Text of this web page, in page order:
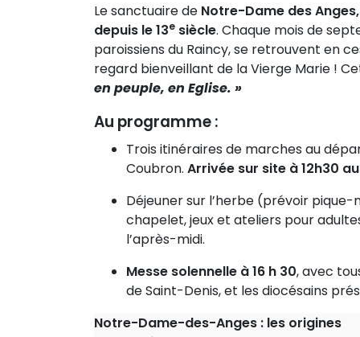
Le sanctuaire de Notre-Dame des
depuis le 13e siècle. Chaque mois de
paroissiens du Raincy, se retrouvent en
regard bienveillant de la Vierge Marie !
en peuple, en Eglise. »
Au programme :
Trois itinéraires de marches au
Coubron. Arrivée sur site à 12h30
Déjeuner sur l’herbe (prévoir
chapelet, jeux et ateliers pour
l’après-midi.
Messe solennelle à 16 h 30, avec
de Saint-Denis, et les diocésains
Notre-Dame-des-Anges : les origines